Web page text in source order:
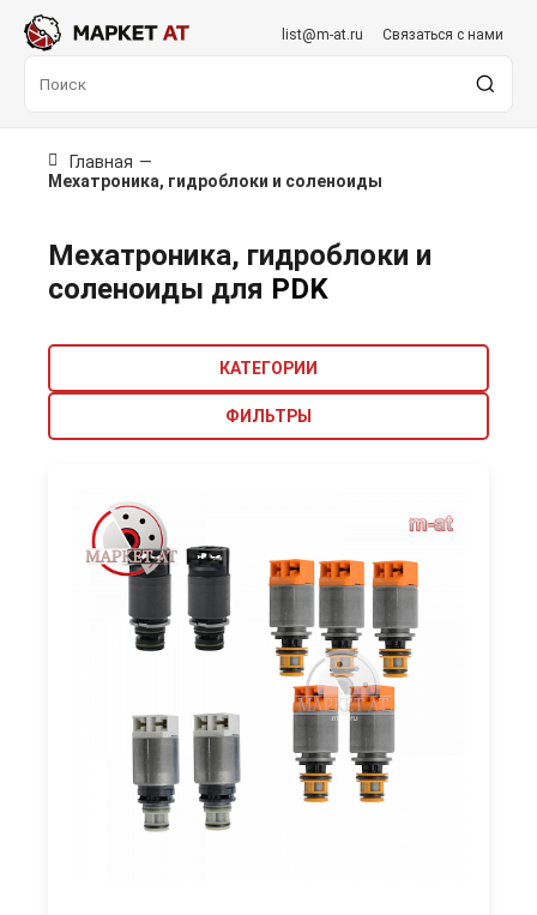
list@m-at.ru Связаться с нами
Главная —
Мехатроника, гидроблоки и соленоиды
Мехатроника, гидроблоки и
соленоиды для PDK
КАТЕГОРИИ
ФИЛЬТРЫ